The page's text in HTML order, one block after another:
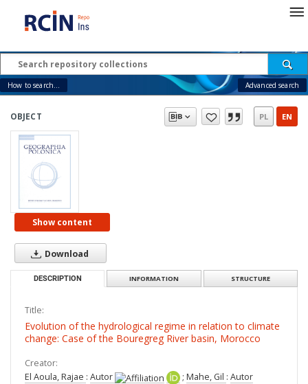
How to search... Advanced search
OBJECT PL EN
Show content
Download
DESCRIPTION INFORMATION STRUCTURE
Title:
Evolution of the hydrological regime in relation to climate
change: Case of the Bouregreg River basin, Morocco
Creator:
El Aoula, Rajae : Autor ; Mahe, Gil : Autor